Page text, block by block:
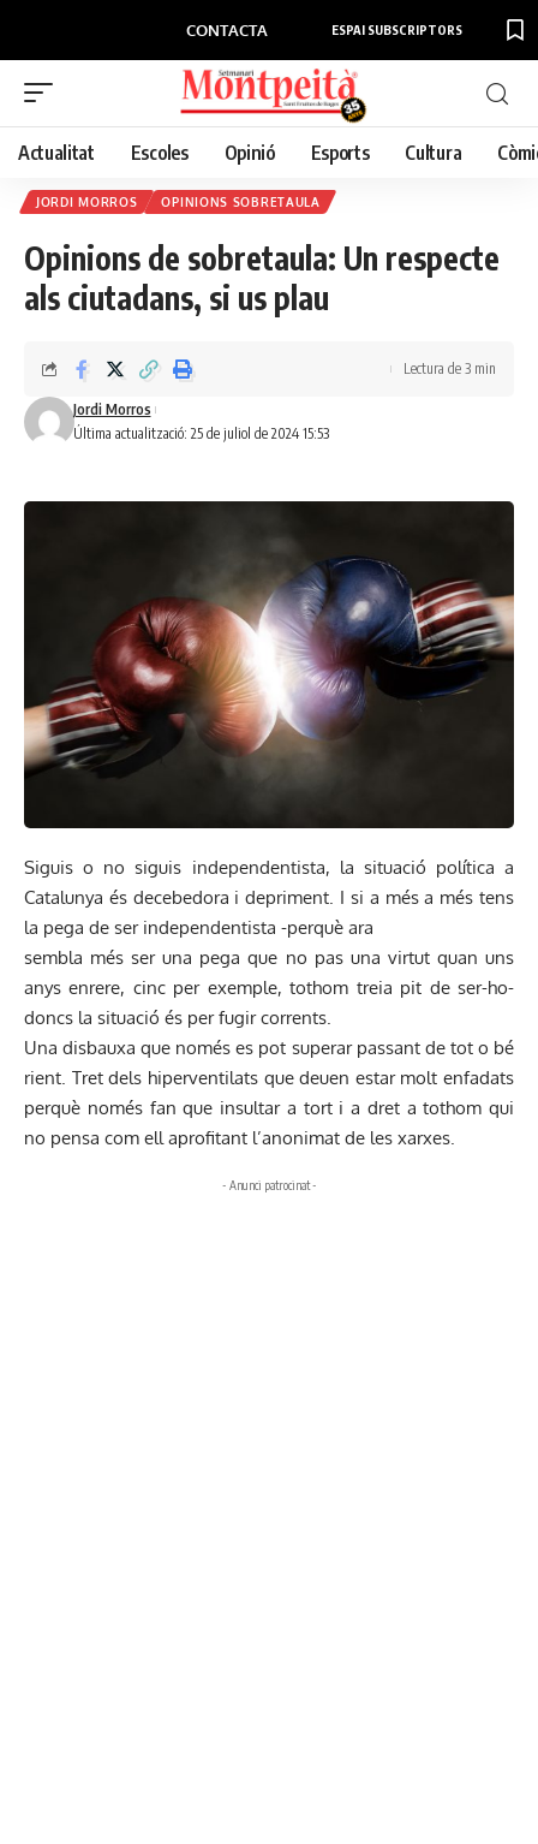
CONTACTA ESPAI SUBSCRIPTORS
Actualitat Escoles Opinió Esports Cultura
JORDI MORROS OPINIONS SOBRETAULA
Opinions de sobretaula: Un respecte
als ciutadans, si us plau
Última actualització: 25 de juliol de 2024 15:53
Jordi Morros
Lectura de 3 min
Siguis o no siguis independentista, la situació política a
Catalunya és decebedora i depriment. I si a més a més tens
la pega de ser independentista -perquè ara
sembla més ser una pega que no pas una virtut quan uns
anys enrere, cinc per exemple, tothom treia pit de ser-ho-
doncs la situació és per fugir corrents.
Una disbauxa que només es pot superar passant de tot o bé
rient. Tret dels hiperventilats que deuen estar molt enfadats
perquè només fan que insultar a tort i a dret a tothom qui
no pensa com ell aprofitant l’anonimat de les xarxes.
- Anunci patrocinat -